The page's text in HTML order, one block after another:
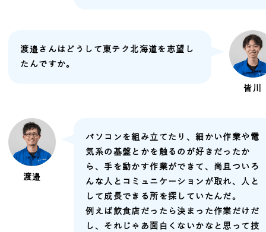
皆川
渡邉さんはどうして東テク北海道を志望し
たんですか。
渡邉
パソコンを組み立てたり、細かい作業や電
気系の基盤とかを触るのが好きだったか
ら、手を動かす作業ができて、尚且ついろ
んな人とコミュニケーションが取れ、人と
して成長できる所を探していたんだ。
例えば飲食店だったら決まった作業だけだ
し、それじゃあ面白くないかなと思って技